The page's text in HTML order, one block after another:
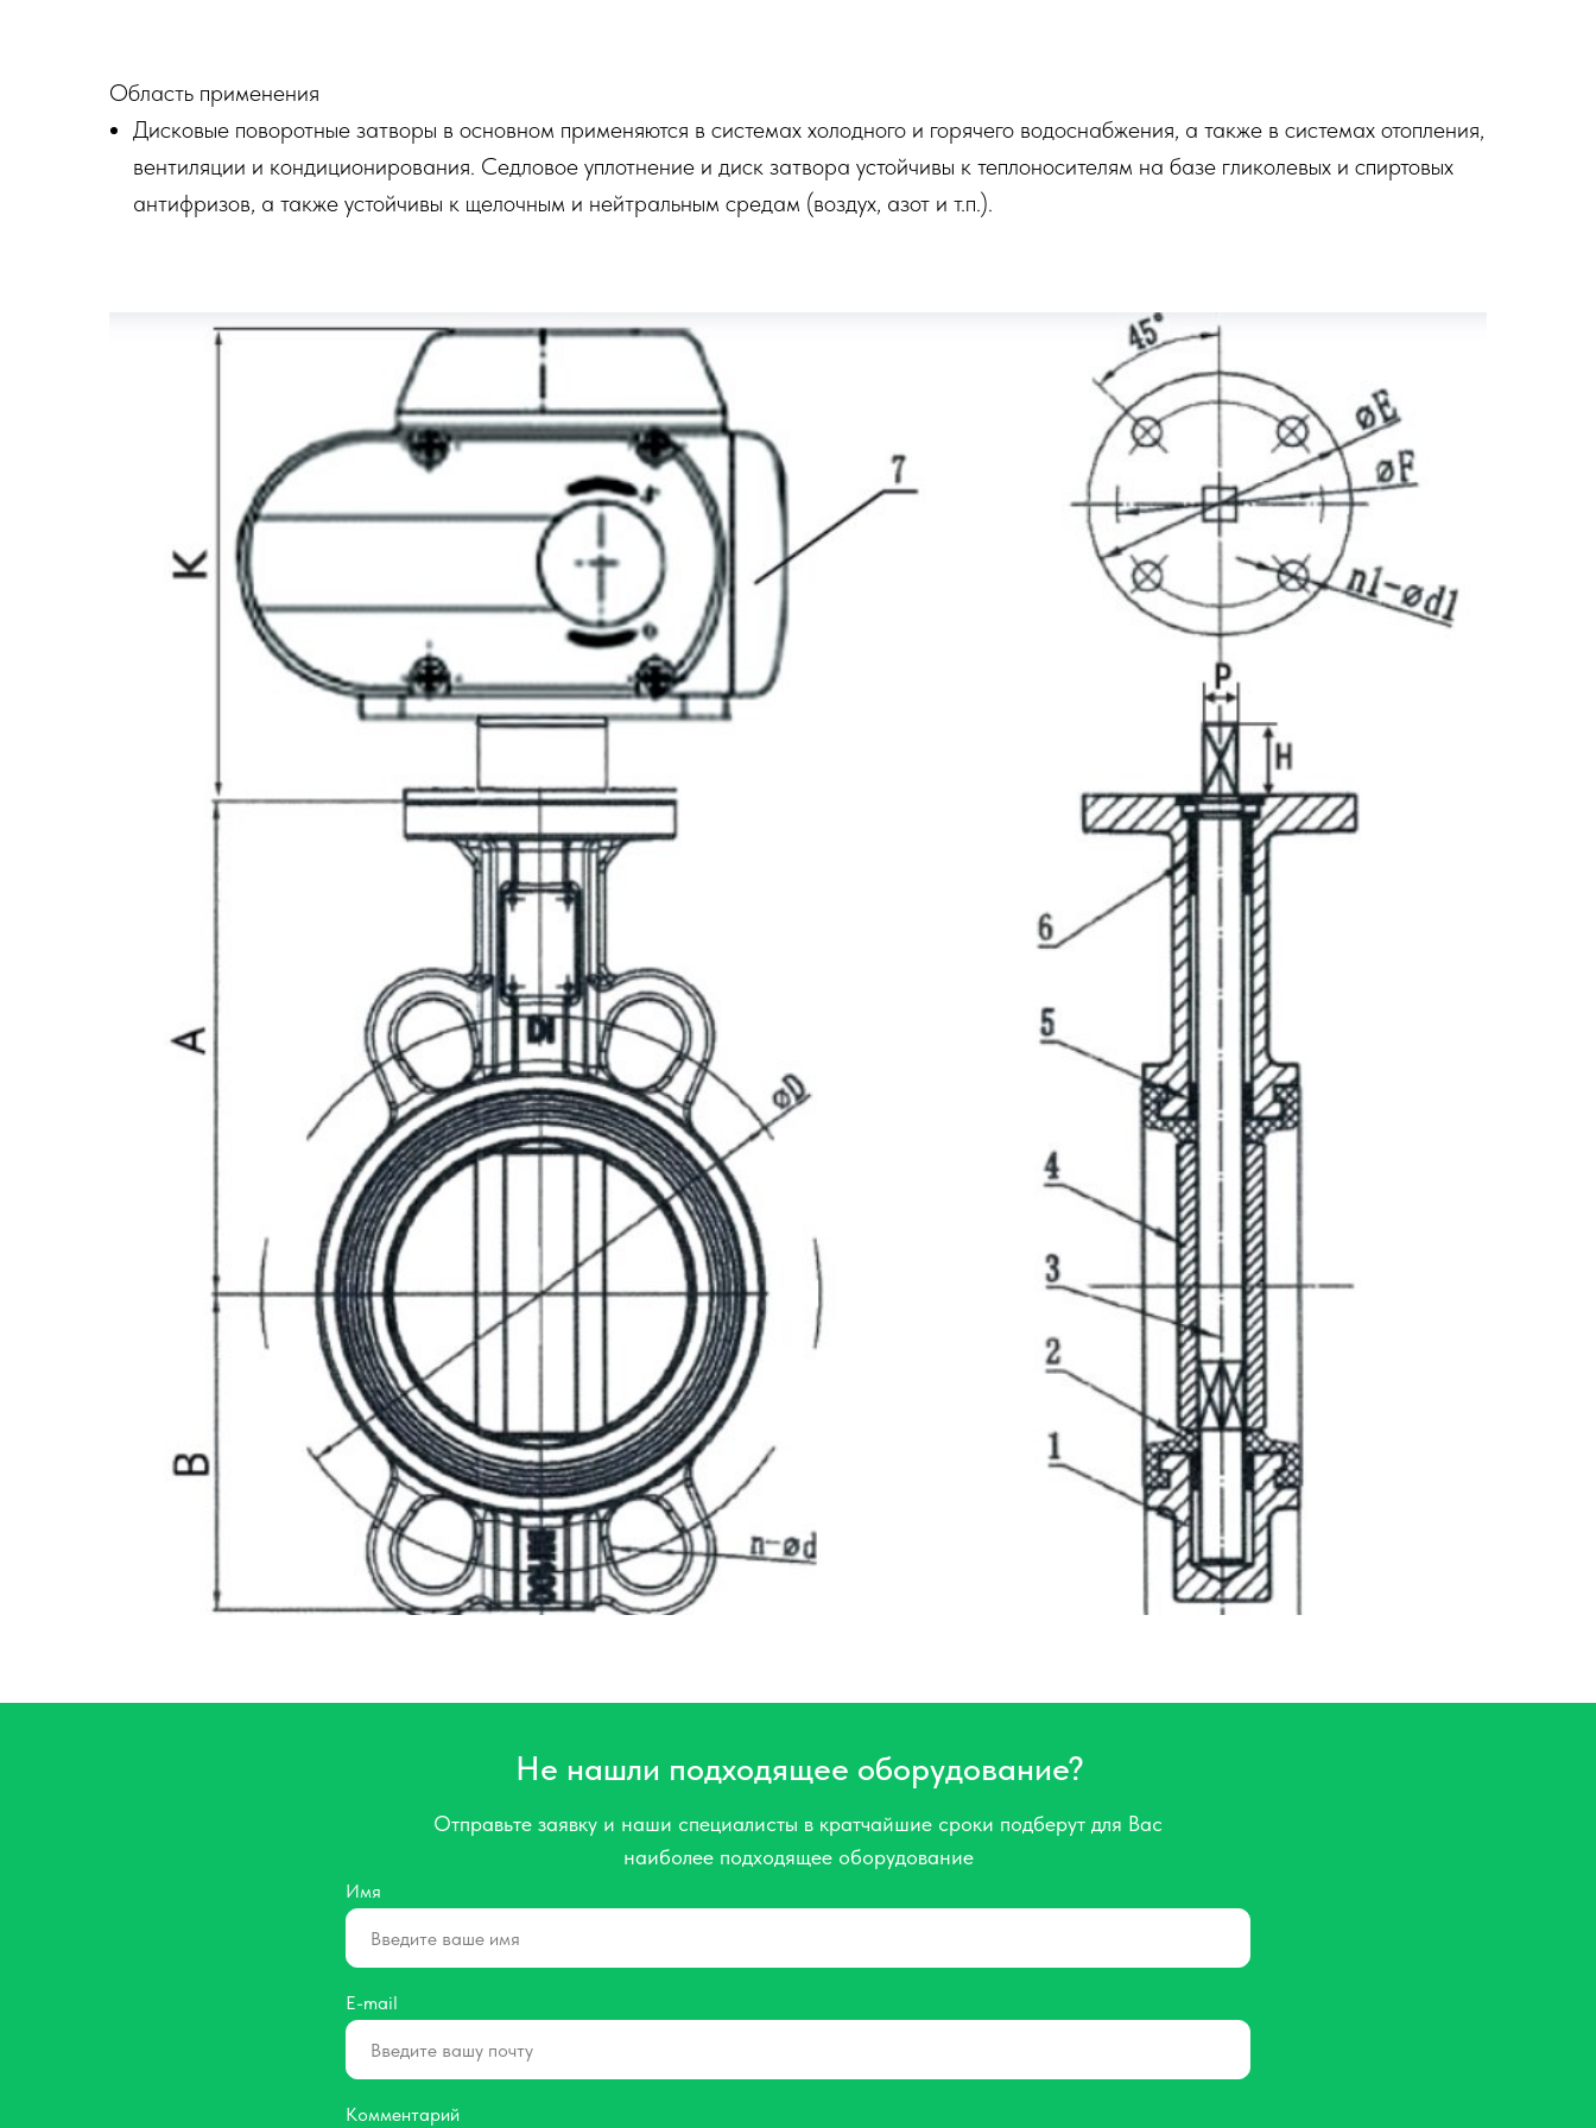
Область применения
Дисковые поворотные затворы в основном применяются в системах холодного и горячего водоснабжения, а также в системах отопления,
вентиляции и кондиционирования. Седловое уплотнение и диск затвора устойчивы к теплоносителям на базе гликолевых и спиртовых
антифризов, а также устойчивы к щелочным и нейтральным средам (воздух, азот и т.п.).
Имя
E-mail
Комментарий
Отправьте заявку и наши специалисты в кратчайшие сроки подберут для Вас
наиболее подходящее оборудование
Не нашли подходящее оборудование?